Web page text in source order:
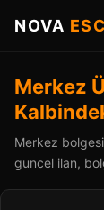
NOVA
Merkez
Merkez
guncel ilan,